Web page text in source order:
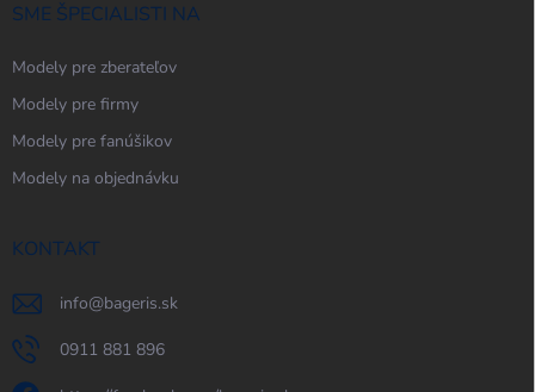
SME ŠPECIALISTI NA
Modely pre zberateľov
Modely pre firmy
Modely pre fanúšikov
Modely na objednávku
KONTAKT
info@bageris.sk
0911 881 896